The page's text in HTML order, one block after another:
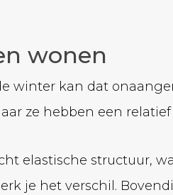
wonen
winter kan dat
ze hebben een
elastische structuur,
je het verschil.